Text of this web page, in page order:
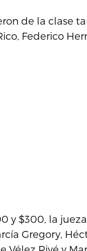
de la clase
Federico
y $300, la
Gregory,